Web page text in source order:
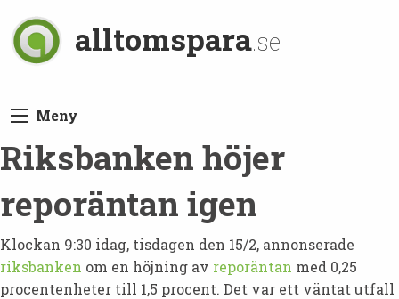
alltomspara.se
Meny
Riksbanken höjer
reporäntan igen
Klockan 9:30 idag, tisdagen den 15/2, annonserade
riksbanken om en höjning av reporäntan med 0,25
procentenheter till 1,5 procent. Det var ett väntat utfall